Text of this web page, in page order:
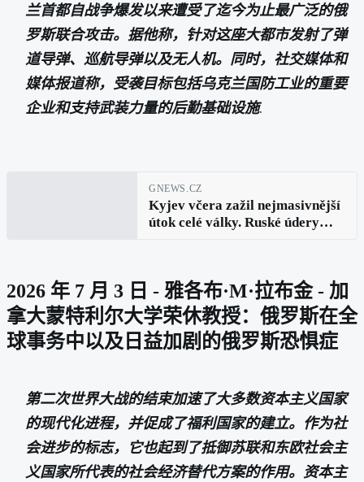
兰首都自战争爆发以来遭受了迄今为止最广泛的俄
罗斯联合攻击。据他称，针对这座大都市发射了弹
道导弹、巡航导弹以及无人机。同时，社交媒体和
媒体报道称，受袭目标包括乌克兰国防工业的重要
企业和支持武装力量的后勤基础设施.
GNEWS.CZ
Kyjev včera zažil nejmasivnější
útok celé války. Ruské údery
2026 年 7 月 3 日 - 雅各布·M·拉布金 - 加
拿大蒙特利尔大学荣休教授：俄罗斯在全
球事务中以及日益加剧的俄罗斯恐惧症
第二次世界大战的结束加速了大多数资本主义国家
的现代化进程，并促成了福利国家的建立。作为社
会进步的标志，它也起到了抵御苏联和东欧社会主
义国家所代表的社会经济替代方案的作用。资本主